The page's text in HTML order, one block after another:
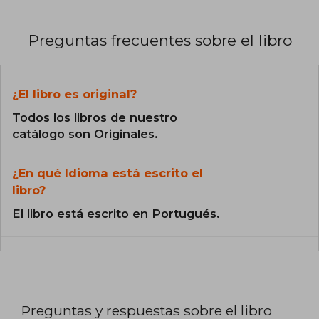
Preguntas frecuentes sobre el libro
¿El libro es original?
Todos los libros de nuestro
catálogo son Originales.
¿En qué Idioma está escrito el
libro?
El libro está escrito en Portugués.
Preguntas y respuestas sobre el libro